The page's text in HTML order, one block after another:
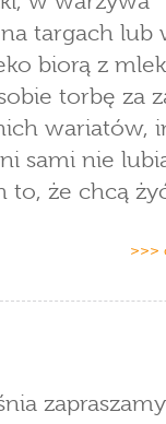
targach lub
biorą z
torbę za
wariatów,
sami nie
to, że chcą
>>>